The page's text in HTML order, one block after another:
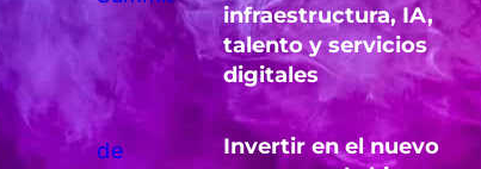
infraestructura, IA,
talento y servicios
digitales
Invertir en el nuevo